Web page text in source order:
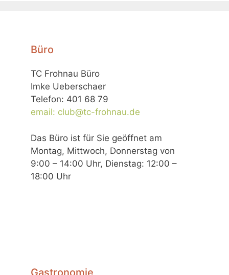
Büro
TC Frohnau Büro
Imke Ueberschaer
Telefon: 401 68 79
email: club@tc-frohnau.de
Das Büro ist für Sie geöffnet am
Montag, Mittwoch, Donnerstag von
9:00 – 14:00 Uhr, Dienstag: 12:00 –
18:00 Uhr
Gastronomie